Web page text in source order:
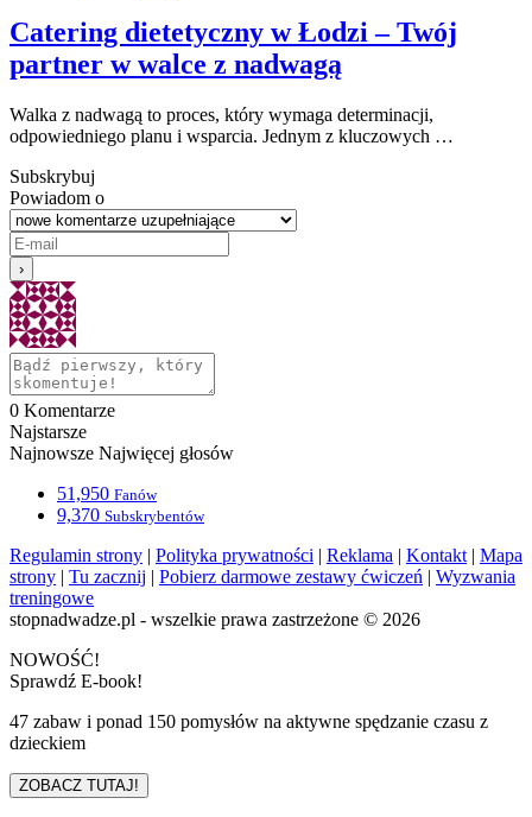
Catering dietetyczny w Łodzi – Twój
partner w walce z nadwagą
Walka z nadwagą to proces, który wymaga determinacji,
odpowiedniego planu i wsparcia. Jednym z kluczowych …
Subskrybuj
Powiadom o
0 Komentarze
Najstarsze
Najnowsze Najwięcej głosów
51,950 Fanów
9,370 Subskrybentów
Regulamin strony | Polityka prywatności | Reklama | Kontakt | Mapa
strony | Tu zacznij | Pobierz darmowe zestawy ćwiczeń | Wyzwania
treningowe
stopnadwadze.pl - wszelkie prawa zastrzeżone © 2026
NOWOŚĆ!
Sprawdź E-book!
47 zabaw i ponad 150 pomysłów na aktywne spędzanie czasu z
dzieckiem
ZOBACZ TUTAJ!